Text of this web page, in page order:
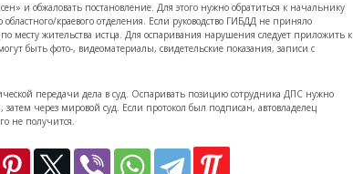
и обжаловать постановление. Для этого нужно обратиться к начальнику
краевого отделения. Если руководство ГИБДД не приняло
месту жительства истца. Для оспаривания нарушения следует приложить к
быть фото-, видеоматериалы, свидетельские показания, записи с
передачи дела в суд. Оспаривать позицию сотрудника ДПС нужно
затем через мировой суд. Если протокол был подписан, автовладелец
не получится.